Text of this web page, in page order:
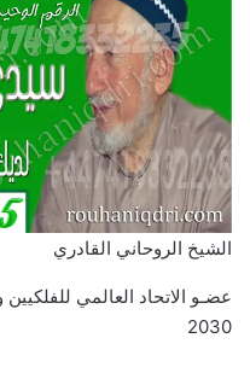
الشيخ الروحاني القادري
عضـو الاتحاد العالمي
2030